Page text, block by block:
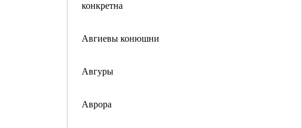
конкретна
Авгиевы конюшни
Авгуры
Аврора